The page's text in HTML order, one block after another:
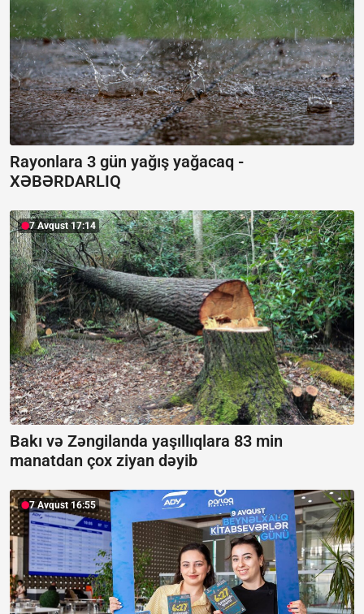
Rayonlara 3 gün yağış yağacaq -
XƏBƏRDARLIQ
7 Avqust 17:14
Bakı və Zəngilanda yaşıllıqlara 83 min
manatdan çox ziyan dəyib
7 Avqust 16:55